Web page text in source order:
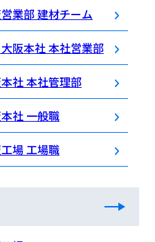
業部 建材チーム
阪本社 本社営業部
社 本社管理部
社 一般職
場 工場職